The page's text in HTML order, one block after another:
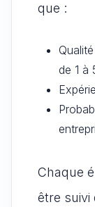
que :
de 1 à
Chaque
être suivi